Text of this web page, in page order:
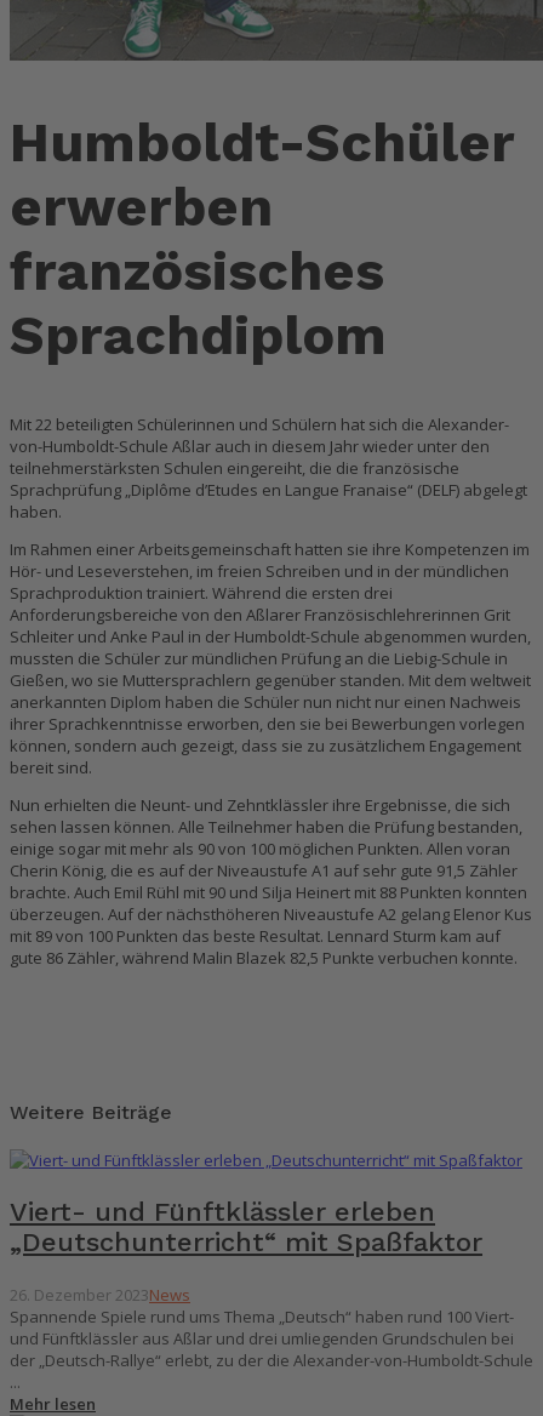
Humboldt-Schüler
erwerben
französisches
Sprachdiplom
Mit 22 beteiligten Schülerinnen und Schülern hat sich die Alexander-
von-Humboldt-Schule Aßlar auch in diesem Jahr wieder unter den
teilnehmerstärksten Schulen eingereiht, die die französische
Sprachprüfung „Diplôme d’Etudes en Langue Franҫaise“ (DELF) abgelegt
haben.
Im Rahmen einer Arbeitsgemeinschaft hatten sie ihre Kompetenzen im
Hör- und Leseverstehen, im freien Schreiben und in der mündlichen
Sprachproduktion trainiert. Während die ersten drei
Anforderungsbereiche von den Aßlarer Französischlehrerinnen Grit
Schleiter und Anke Paul in der Humboldt-Schule abgenommen wurden,
mussten die Schüler zur mündlichen Prüfung an die Liebig-Schule in
Gießen, wo sie Muttersprachlern gegenüber standen. Mit dem weltweit
anerkannten Diplom haben die Schüler nun nicht nur einen Nachweis
ihrer Sprachkenntnisse erworben, den sie bei Bewerbungen vorlegen
können, sondern auch gezeigt, dass sie zu zusätzlichem Engagement
bereit sind.
Nun erhielten die Neunt- und Zehntklässler ihre Ergebnisse, die sich
sehen lassen können. Alle Teilnehmer haben die Prüfung bestanden,
einige sogar mit mehr als 90 von 100 möglichen Punkten. Allen voran
Cherin König, die es auf der Niveaustufe A1 auf sehr gute 91,5 Zähler
brachte. Auch Emil Rühl mit 90 und Silja Heinert mit 88 Punkten konnten
überzeugen. Auf der nächsthöheren Niveaustufe A2 gelang Elenor Kus
mit 89 von 100 Punkten das beste Resultat. Lennard Sturm kam auf
gute 86 Zähler, während Malin Blazek 82,5 Punkte verbuchen konnte.
Weitere Beiträge
Viert- und Fünftklässler erleben
„Deutschunterricht“ mit Spaßfaktor
26. Dezember 2023News
Spannende Spiele rund ums Thema „Deutsch“ haben rund 100 Viert-
und Fünftklässler aus Aßlar und drei umliegenden Grundschulen bei
der „Deutsch-Rallye“ erlebt, zu der die Alexander-von-Humboldt-Schule
...
Mehr lesen